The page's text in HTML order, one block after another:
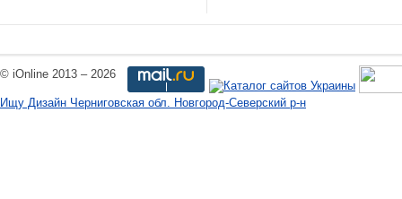
© iOnline 2013 – 2026
Ищу Дизайн Черниговская обл. Новгород-Северский р-н